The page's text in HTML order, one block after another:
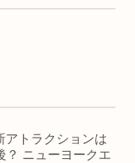
アトラクションは
？ ニューヨークエ